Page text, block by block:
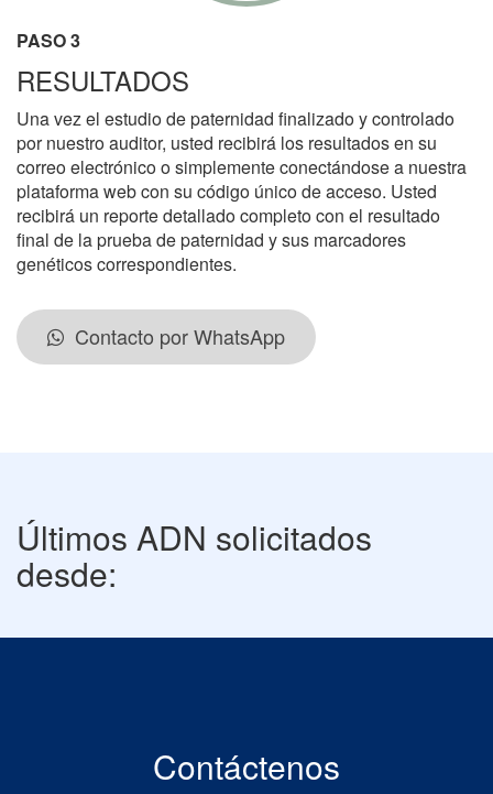
PASO 3
RESULTADOS
Una vez el estudio de paternidad finalizado y controlado
por nuestro auditor, usted recibirá los resultados en su
correo electrónico o simplemente conectándose a nuestra
plataforma web con su código único de acceso. Usted
recibirá un reporte detallado completo con el resultado
final de la prueba de paternidad y sus marcadores
genéticos correspondientes.
Contacto por WhatsApp
Últimos ADN solicitados
desde:
Contáctenos